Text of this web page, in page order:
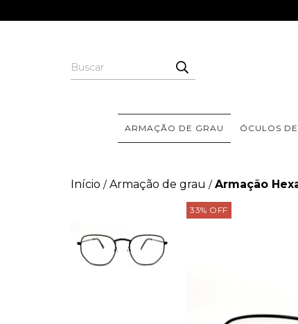
ARMAÇÃO DE GRAU ÓCULOS
Início / Armação de grau / Armação
33% OFF